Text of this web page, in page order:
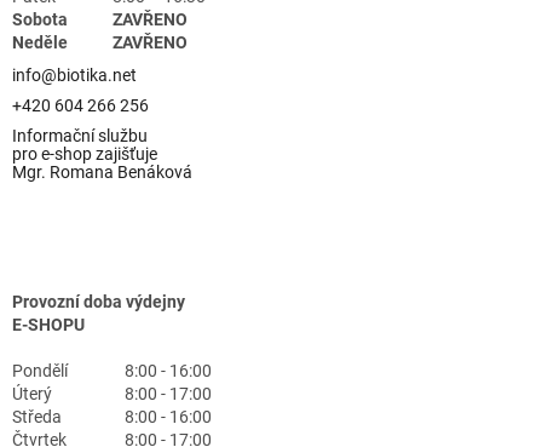
Sobota
ZAVŘENO
Neděle
ZAVŘENO
info@biotika.net
+420 604 266 256
Informační službu
pro e-shop zajišťuje
Mgr. Romana Benáková
Provozní doba výdejny
E-SHOPU
Pondělí
8:00 - 16:00
Úterý
8:00 - 17:00
Středa
8:00 - 16:00
Čtvrtek
8:00 - 17:00